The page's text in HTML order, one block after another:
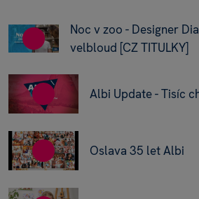
Noc v zoo - Designer
velbloud [CZ TITULKY]
Albi Update - Tisíc
Oslava 35 let Albi